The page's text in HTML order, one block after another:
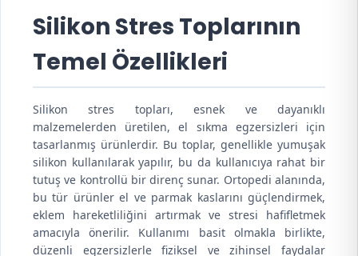
Silikon Stres Toplarının
Temel Özellikleri
Silikon stres topları, esnek ve dayanıklı
malzemelerden üretilen, el sıkma egzersizleri için
tasarlanmış ürünlerdir. Bu toplar, genellikle yumuşak
silikon kullanılarak yapılır, bu da kullanıcıya rahat bir
tutuş ve kontrollü bir direnç sunar. Ortopedi alanında,
bu tür ürünler el ve parmak kaslarını güçlendirmek,
eklem hareketliliğini artırmak ve stresi hafifletmek
amacıyla önerilir. Kullanımı basit olmakla birlikte,
düzenli egzersizlerle fiziksel ve zihinsel faydalar